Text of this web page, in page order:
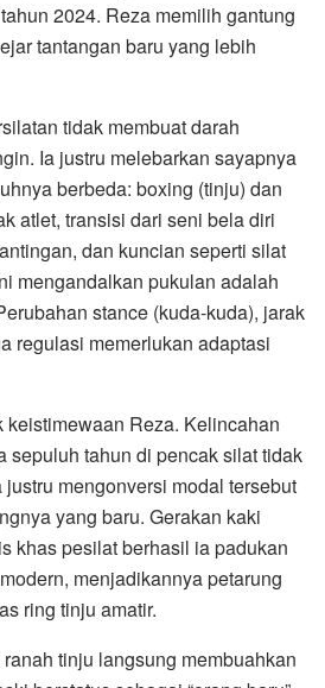
2024. Reza memilih gantung
tantangan baru yang lebih
tidak membuat darah
Ia justru melebarkan sayapnya
berbeda: boxing (tinju) dan
atlet, transisi dari seni bela diri
dan kuncian seperti silat
mengandalkan pukulan adalah
stance (kuda-kuda), jarak
regulasi memerlukan adaptasi
keistimewaan Reza. Kelincahan
sepuluh tahun di pencak silat tidak
mengonversi modal tersebut
yang baru. Gerakan kaki
khas pesilat berhasil ia padukan
menjadikannya petarung
ring tinju amatir.
tinju langsung membuahkan